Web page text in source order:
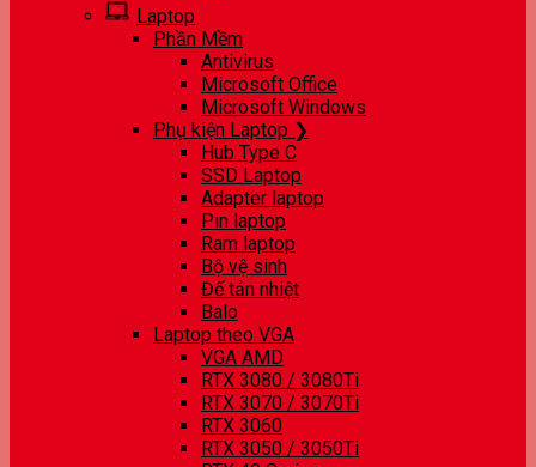
Laptop
Phần Mềm
Antivirus
Microsoft Office
Microsoft Windows
Phụ kiện Laptop ❯
Hub Type C
SSD Laptop
Adapter laptop
Pin laptop
Ram laptop
Bộ vệ sinh
Đế tản nhiệt
Balo
Laptop theo VGA
VGA AMD
RTX 3080 / 3080Ti
RTX 3070 / 3070Ti
RTX 3060
RTX 3050 / 3050Ti